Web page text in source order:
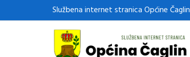
Službena internet stranica Općine Čaglin